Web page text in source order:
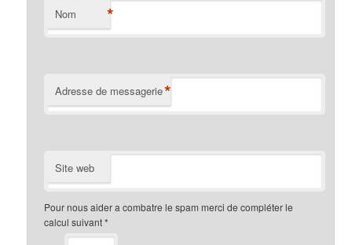
Nom *
Adresse de messagerie*
Site web
Pour nous aider a combatre le spam merci de compléter le
calcul suivant*